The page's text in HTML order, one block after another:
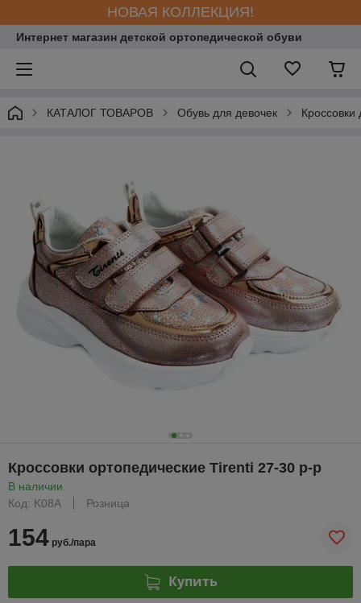
НОВАЯ КОЛЛЕКЦИЯ!
Интернет магазин детской ортопедической обуви
КАТАЛОГ ТОВАРОВ Обувь для девочек Кроссовки
Кроссовки ортопедические Tirenti 27-30 р-р
В наличии
Код: K08A
Розница
154 руб./пара
Купить